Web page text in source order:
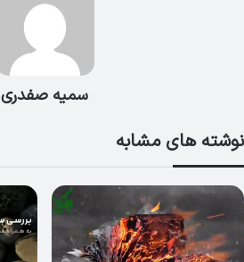
سمیه صفدری
نوشته های مشابه